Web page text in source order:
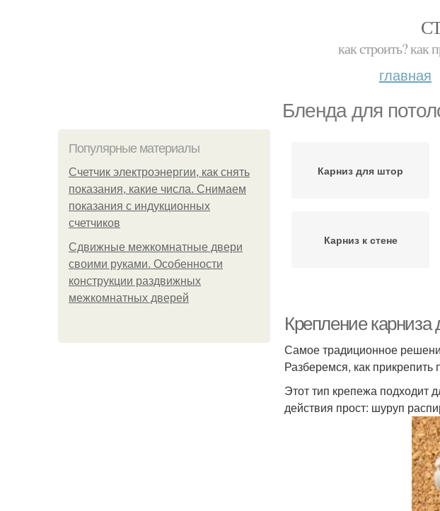
как строить? как
главная
Бленда для
Популярные материалы
Счетчик электроэнергии, как снять
показания, какие числа. Снимаем
показания с индукционных
счетчиков
Сдвижные межкомнатные двери
своими руками. Особенности
конструкции раздвижных
межкомнатных дверей
Карниз для штор
Карниз к стене
Крепление
Самое традиционное
Разберемся, как
Этот тип крепежа подходит
действия прост: шуруп